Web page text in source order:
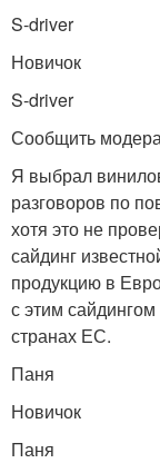
S-driver
Новичок
S-driver
Сообщить
Я выбрал
разговоров по
хотя это не
сайдинг
продукцию в
с этим
странах ЕС.
Паня
Новичок
Паня